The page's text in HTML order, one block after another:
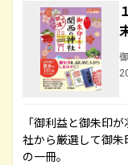
「御利益と御朱印
社から厳選して御
の一冊。